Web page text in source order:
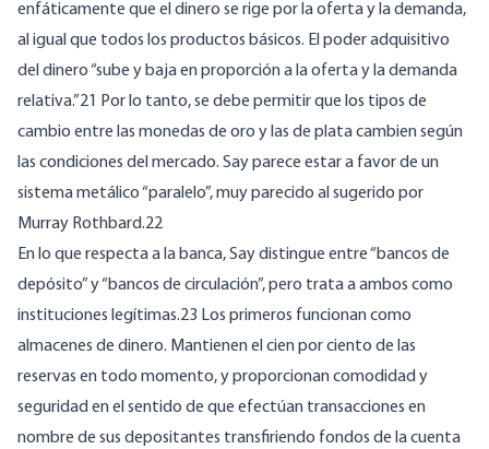
enfáticamente que el dinero se rige por la oferta y la demanda,
al igual que todos los productos básicos. El poder adquisitivo
del dinero “sube y baja en proporción a la oferta y la demanda
relativa.”21 Por lo tanto, se debe permitir que los tipos de
cambio entre las monedas de oro y las de plata cambien según
las condiciones del mercado. Say parece estar a favor de un
sistema metálico “paralelo”, muy parecido al sugerido por
Murray Rothbard.22
En lo que respecta a la banca, Say distingue entre “bancos de
depósito” y “bancos de circulación”, pero trata a ambos como
instituciones legítimas.23 Los primeros funcionan como
almacenes de dinero. Mantienen el cien por ciento de las
reservas en todo momento, y proporcionan comodidad y
seguridad en el sentido de que efectúan transacciones en
nombre de sus depositantes transfiriendo fondos de la cuenta